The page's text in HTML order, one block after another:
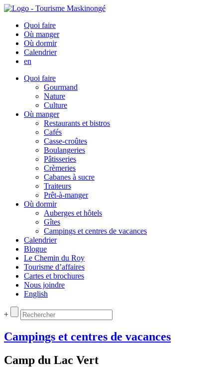
Quoi faire
Où manger
Où dormir
Calendrier
en
Quoi faire
Gourmand
Nature
Culture
Où manger
Restaurants et bistros
Cafés
Casse-croûtes
Boulangeries
Pâtisseries
Crèmeries
Cabanes à sucre
Traiteurs
Prêt-à-manger
Où dormir
Auberges et hôtels
Gîtes
Campings et centres de vacances
Calendrier
Blogue
Le Chemin du Roy
Tourisme d’affaires
Cartes et brochures
Nous joindre
English
+
Campings et centres de vacances
Camp du Lac Vert